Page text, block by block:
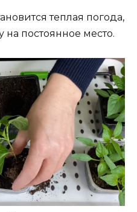
теплая погода,
постоянное место.